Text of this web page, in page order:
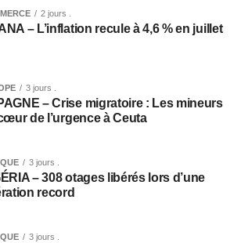
2 jours .
– L’inflation recule à 4,6 % en juillet
3 jours .
– Crise migratoire : Les mineurs
de l’urgence à Ceuta
3 jours .
– 308 otages libérés lors d’une
record
3 jours .